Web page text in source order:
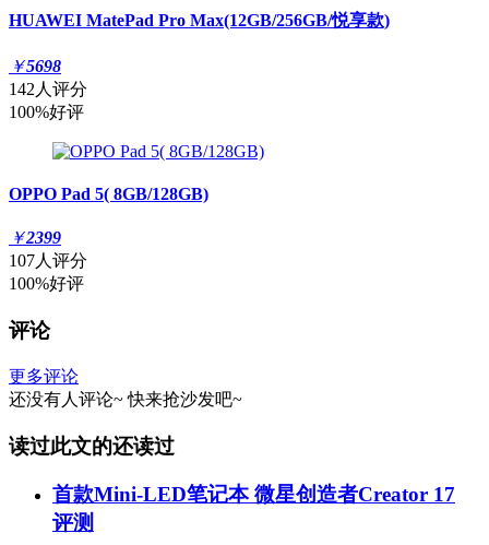
HUAWEI MatePad Pro Max(12GB/256GB/悦享款)
￥5698
142人评分
100%好评
OPPO Pad 5( 8GB/128GB)
￥2399
107人评分
100%好评
评论
更多评论
还没有人评论~ 快来抢沙发吧~
读过此文的还读过
首款Mini-LED笔记本 微星创造者Creator 17
评测